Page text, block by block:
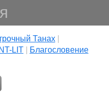
Танах|
LIT|
Благословение